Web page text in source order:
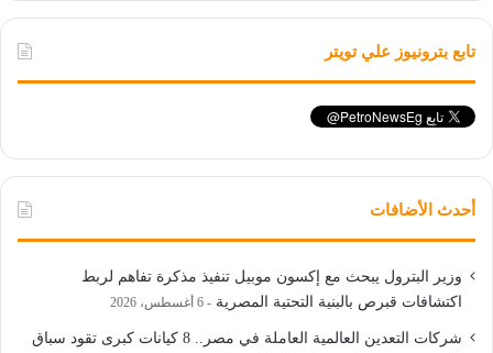
تابع بترونيوز علي تويتر
أحدث الأضافات
وزير البترول يبحث مع إكسون موبيل تنفيذ مذكرة تفاهم لربط
اكتشافات قبرص بالبنية التحتية المصرية
6 أغسطس، 2026
شركات التعدين العالمية العاملة في مصر.. 8 كيانات كبرى تقود سباق